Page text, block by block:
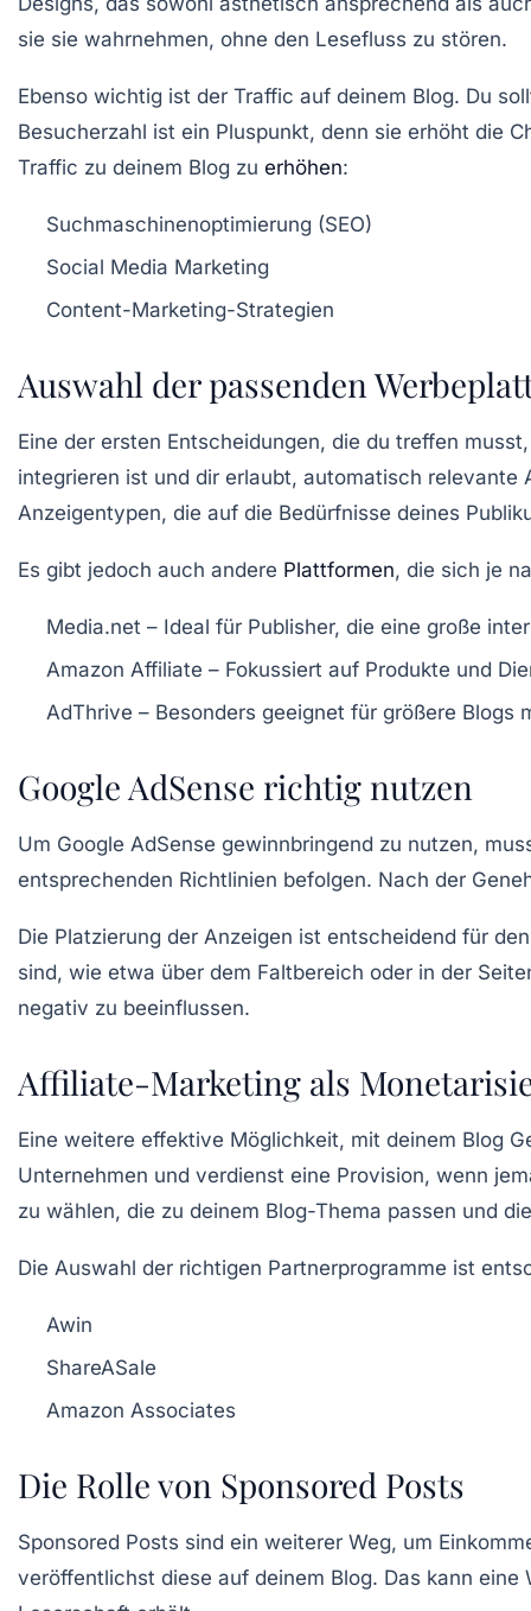
sie sie wahrnehmen, ohne den Lesefluss zu stören.
Ebenso wichtig ist der Traffic auf deinem Blog. Du
Besucherzahl ist ein Pluspunkt, denn sie erhöht die
Traffic zu deinem Blog zu erhöhen:
Suchmaschinenoptimierung (SEO)
Social Media Marketing
Content-Marketing-Strategien
Auswahl der passenden
Eine der ersten Entscheidungen, die du treffen
integrieren ist und dir erlaubt, automatisch
Anzeigentypen, die auf die Bedürfnisse deines
Es gibt jedoch auch andere Plattformen, die sich je
Media.net – Ideal für Publisher, die eine große
Amazon Affiliate – Fokussiert auf Produkte und
AdThrive – Besonders geeignet für größere Blogs
Google AdSense richtig nutzen
Um Google AdSense gewinnbringend zu nutzen,
entsprechenden Richtlinien befolgen. Nach der
Die Platzierung der Anzeigen ist entscheidend für
sind, wie etwa über dem Faltbereich oder in der
negativ zu beeinflussen.
Affiliate-Marketing als
Eine weitere effektive Möglichkeit, mit deinem Blog
Unternehmen und verdienst eine Provision, wenn
zu wählen, die zu deinem Blog-Thema passen und
Die Auswahl der richtigen Partnerprogramme ist
Awin
ShareASale
Amazon Associates
Die Rolle von Sponsored Posts
Sponsored Posts sind ein weiterer Weg, um
veröffentlichst diese auf deinem Blog. Das kann